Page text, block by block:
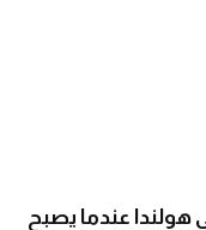
عندما يصبح